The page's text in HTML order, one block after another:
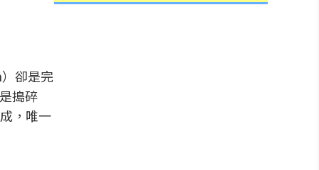
卻是完
搗碎
，唯一